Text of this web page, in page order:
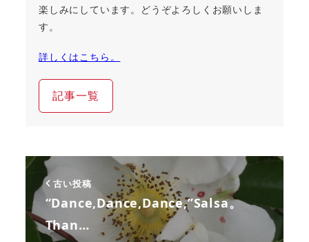
楽しみにしています。どうぞよろしくお願いしま
す。
詳しくはこちら。
記事一覧
古い投稿
“Dance,Dance,Dance,”Salsa。
Than…